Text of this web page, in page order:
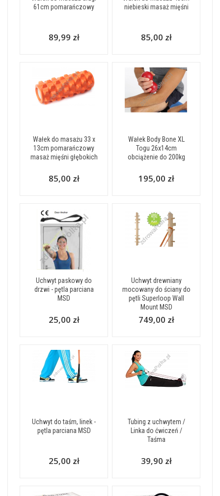
61cm pomarańczowy
89,99 zł
niebieski masaż mięśni
85,00 zł
Wałek do masażu 33 x
13cm pomarańczowy
masaż mięśni głębokich
85,00 zł
Wałek Body Bone XL
Togu 26x14cm
obciążenie do 200kg
195,00 zł
Uchwyt paskowy do
drzwi - pętla parciana
MSD
25,00 zł
Uchwyt drewniany
mocowany do ściany do
pętli Superloop Wall
Mount MSD
749,00 zł
Uchwyt do taśm, linek -
pętla parciana MSD
25,00 zł
Tubing z uchwytem /
Linka do ćwiczeń /
Taśma
39,90 zł